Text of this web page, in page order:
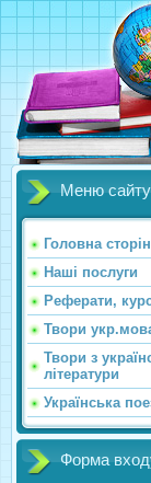
Меню сайту
Головна
Наші послуги
Реферати,
Твори
Твори з
літератури
Українська
Форма